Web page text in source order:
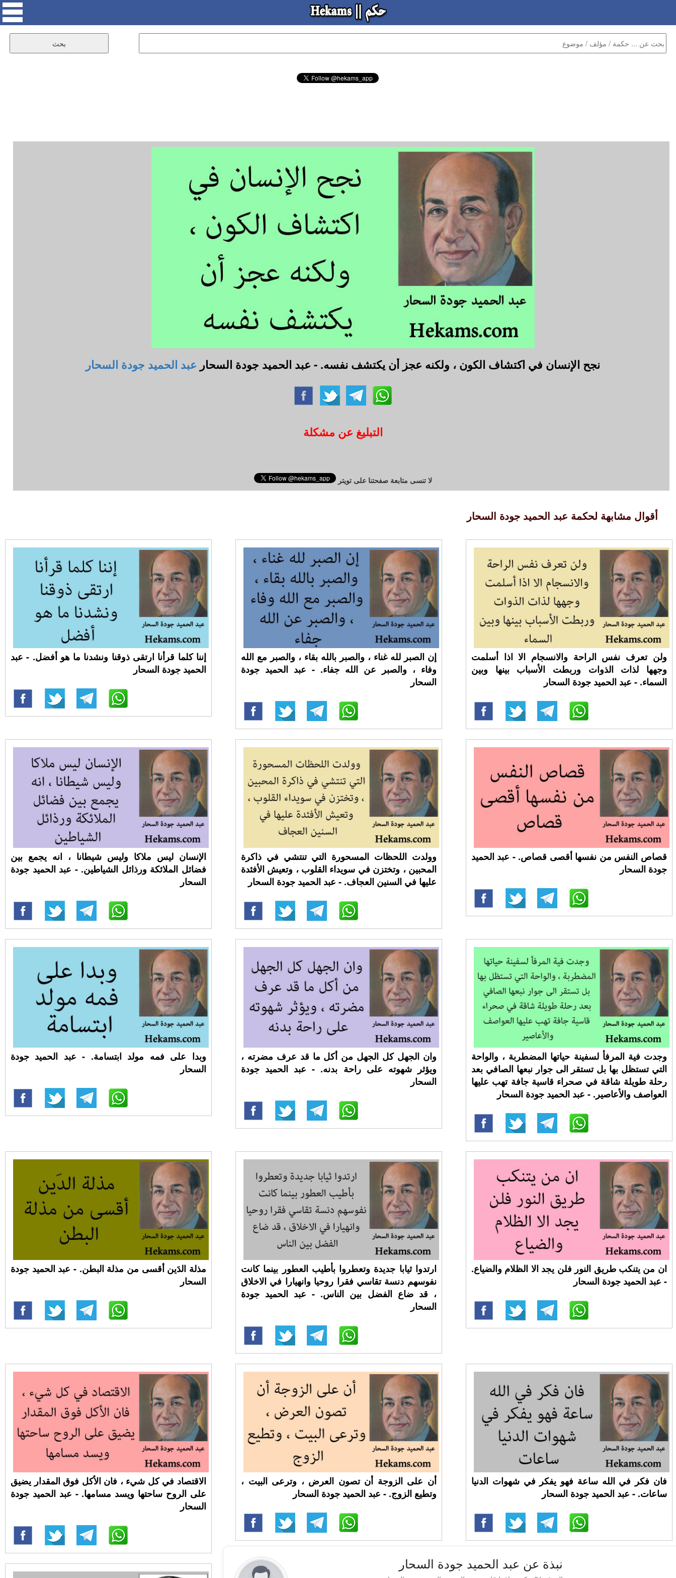
نجح الإنسان في اكتشاف الكون ، ولكنه عجز أن يكتشف نفسه. - عبد الحميد جودة السحار عبد الحميد جودة السحار
التبليغ عن مشكلة
لا تنسى متابعة صفحتنا على تويتر
أقوال مشابهة لحكمة عبد الحميد جودة السحار
إننا كلما قرأنا ارتقى ذوقنا ونشدنا ما هو أفضل. - عبد
الحميد جودة السحار
إن الصبر لله غناء ، والصبر بالله بقاء ، والصبر مع الله
وفاء ، والصبر عن الله جفاء. - عبد الحميد جودة
السحار
ولن تعرف نفس الراحة والانسجام الا اذا أسلمت
وجهها لذات الذوات وربطت الأسباب بينها وبين
السماء. - عبد الحميد جودة السحار
الإنسان ليس ملاكا وليس شيطانا ، انه يجمع بين
فضائل الملائكة ورذائل الشياطين. - عبد الحميد جودة
السحار
وولدت اللحظات المسحورة التي تنتشي في ذاكرة
المحبين ، وتختزن في سويداء القلوب ، وتعيش الأفئدة
عليها في السنين العجاف. - عبد الحميد جودة السحار
قصاص النفس من نفسها أقصى قصاص. - عبد الحميد
جودة السحار
وبدا على فمه مولد ابتسامة. - عبد الحميد جودة
السحار
وان الجهل كل الجهل من أكل ما قد عرف مضرته ،
ويؤثر شهوته على راحة بدنه. - عبد الحميد جودة
السحار
وجدت فية المرفأ لسفينة حياتها المضطربة ، والواحة
التي تستظل بها بل تستقر الى جوار نبعها الصافي بعد
رحلة طويلة شاقة في صحراء قاسية جافة تهب عليها
العواصف والأعاصير. - عبد الحميد جودة السحار
مذلة الدَين أقسى من مذلة البطن. - عبد الحميد جودة
السحار
ارتدوا ثيابا جديدة وتعطروا بأطيب العطور بينما كانت
نفوسهم دنسة تقاسي فقرا روحيا وانهيارا في الاخلاق
، قد ضاع الفضل بين الناس. - عبد الحميد جودة
السحار
ان من يتنكب طريق النور فلن يجد الا الظلام والضياع.
- عبد الحميد جودة السحار
الاقتصاد في كل شيء ، فان الأكل فوق المقدار يضيق
على الروح ساحتها ويسد مسامها. - عبد الحميد جودة
السحار
أن على الزوجة أن تصون العرض ، وترعى البيت ،
وتطيع الزوج. - عبد الحميد جودة السحار
فان فكر في الله ساعة فهو يفكر في شهوات الدنيا
ساعات. - عبد الحميد جودة السحار
نبذة عن عبد الحميد جودة السحار